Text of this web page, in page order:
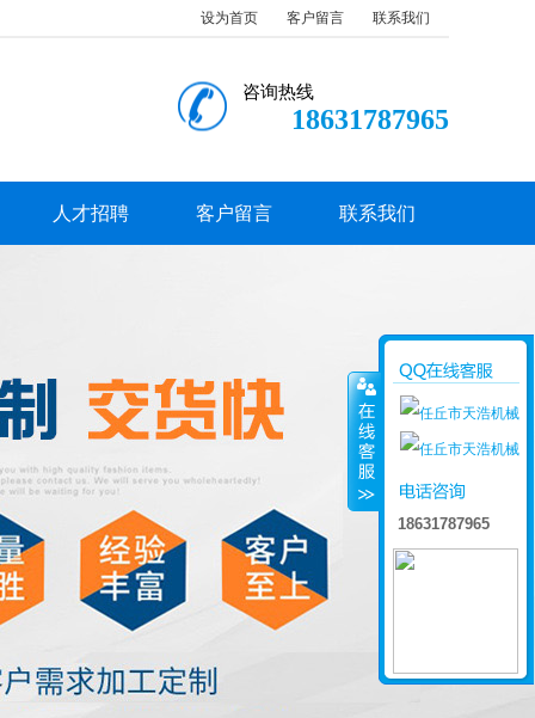
设为首页 客户留言 联系我们
咨询热线
18631787965
人才招聘 客户留言 联系我们
18631787965